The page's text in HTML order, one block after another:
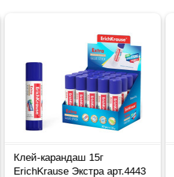
Клей-карандаш 15г
ErichKrause Экстра арт.4443